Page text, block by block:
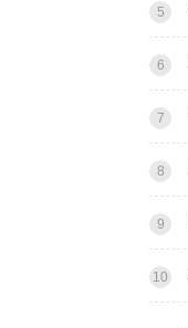
5
6
7
8
9
10